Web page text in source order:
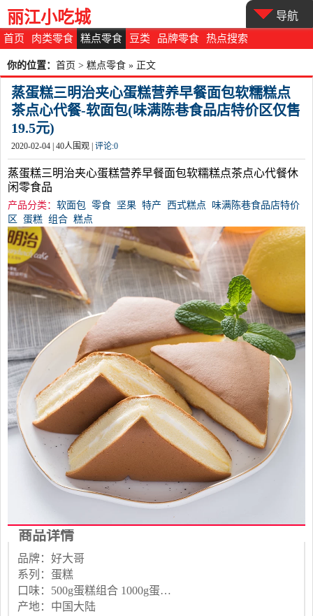
首页 肉类零食 糕点零食 豆类 品牌零食 热点搜索
丽江小吃城 导航
你的位置： 首页 > 糕点零食 » 正文
蒸蛋糕三明治夹心蛋糕营养早餐面包软糯糕点
茶点心代餐-软面包(味满陈巷食品店特价区仅售
19.5元)
2020-02-04 | 40人围观 | 评论:0
蒸蛋糕三明治夹心蛋糕营养早餐面包软糯糕点茶点心代餐休
闲零食品
产品分类： 软面包 零食 坚果 特产 西式糕点
味满陈巷食品店特价
区
蛋糕 组合 糕点
商品详情
品牌：好大哥
系列：蛋糕
口味：500g蛋糕组合 1000g蛋糕组合
产地：中国大陆